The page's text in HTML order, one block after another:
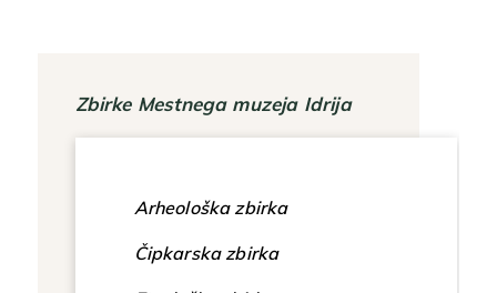
Zbirke Mestnega muzeja Idrija
Arheološka zbirka
Čipkarska zbirka